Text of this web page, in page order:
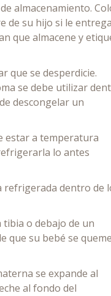
almacenamiento.
de su hijo si le
que almacene y
que se desperdicie.
se debe utilizar
descongelar un
estar a temperatura
lo antes
refrigerada dentro de
o debajo de un
que su bebé se queme
se expande al
al fondo del